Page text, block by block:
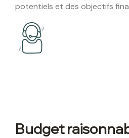
potentiels et des objectifs
Budget